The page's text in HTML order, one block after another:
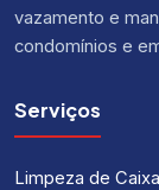
vazamento e
condomínios e
Serviços
Limpeza de